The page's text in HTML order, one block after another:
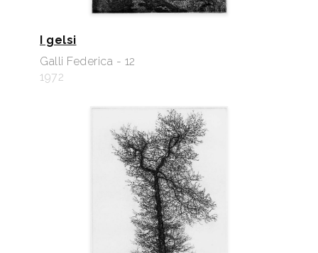
I gelsi
Galli Federica - 12
1972